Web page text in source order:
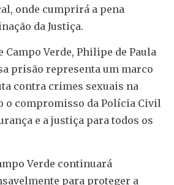
onde cumprirá a pena
da Justiça.
Campo Verde, Philipe de Paula
prisão representa um marco
contra crimes sexuais na
o compromisso da Polícia Civil
e a justiça para todos os
Verde continuará
para proteger a